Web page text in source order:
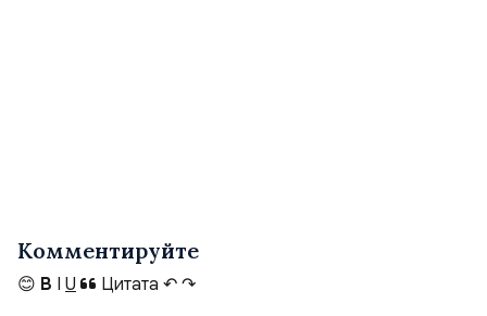
Комментируйте
😊 B I U Цитата ↶ ↷